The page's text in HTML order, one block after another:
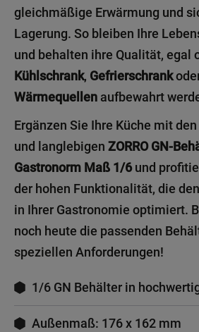
gleichmäßige Erwärmung und
Lagerung. So bleiben Ihre
und behalten ihre Qualität, egal
Kühlschrank, Gefrierschrank
Wärmequellen aufbewahrt
Ergänzen Sie Ihre Küche mit
und langlebigen ZORRO GN-
Gastronorm Maß 1/6 und
der hohen Funktionalität, die
in Ihrer Gastronomie optimiert.
noch heute die passenden
speziellen Anforderungen!
1/6 GN Behälter in
Außenmaß: 176 x 162 mm